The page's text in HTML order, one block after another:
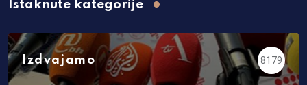
Istaknute kategorije
Izdvajamo 8179